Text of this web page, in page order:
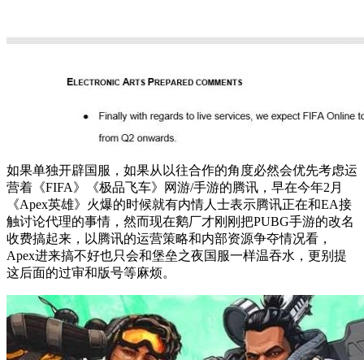
如果单独开辟国服，如果从以往合作的角度必然会优先考虑运
营着《FIFA》《极品飞车》网游/手游的腾讯，早在今年2月
《Apex英雄》火爆的时候就有内情人士表示腾讯正在和EA接
触讨论代理的事情，然而现在鹅厂才刚刚把PUBG手游的改名
收费搞起来，以腾讯的运营策略和内部资源争夺情况看，
Apex进来搞不好也只会和堡垒之夜国服一样温吞水，更别提
这后面的过审和版号等麻烦。